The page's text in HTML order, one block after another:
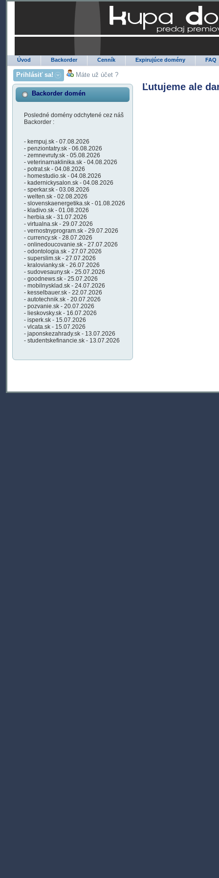
Úvod Backorder Cenník Expirujúce domény FAQ
Prihlásiť sa! Máte už účet ?
Backorder domén
Posledné domény odchytené cez náš
Backorder :
- kempuj.sk - 07.08.2026
- penziontatry.sk - 06.08.2026
- zemnevruty.sk - 05.08.2026
- veterinarnaklinika.sk - 04.08.2026
- potrat.sk - 04.08.2026
- homestudio.sk - 04.08.2026
- kadernickysalon.sk - 04.08.2026
- sperkar.sk - 03.08.2026
- welten.sk - 02.08.2026
- slovenskaenergetika.sk - 01.08.2026
- kladivo.sk - 01.08.2026
- herbia.sk - 31.07.2026
- virtualna.sk - 29.07.2026
- vernostnyprogram.sk - 29.07.2026
- currency.sk - 28.07.2026
- onlinedoucovanie.sk - 27.07.2026
- odontologia.sk - 27.07.2026
- superslim.sk - 27.07.2026
- kralovianky.sk - 26.07.2026
- sudovesauny.sk - 25.07.2026
- goodnews.sk - 25.07.2026
- mobilnysklad.sk - 24.07.2026
- kesselbauer.sk - 22.07.2026
- autotechnik.sk - 20.07.2026
- pozvanie.sk - 20.07.2026
- lieskovsky.sk - 16.07.2026
- isperk.sk - 15.07.2026
- vlcata.sk - 15.07.2026
- japonskezahrady.sk - 13.07.2026
- studentskefinancie.sk - 13.07.2026
Ľutujeme ale